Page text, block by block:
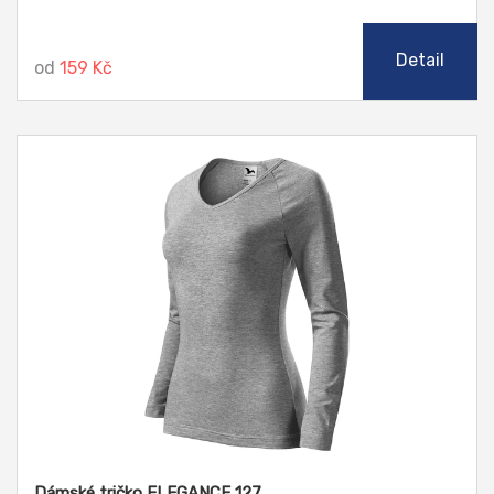
od 159 Kč Detail